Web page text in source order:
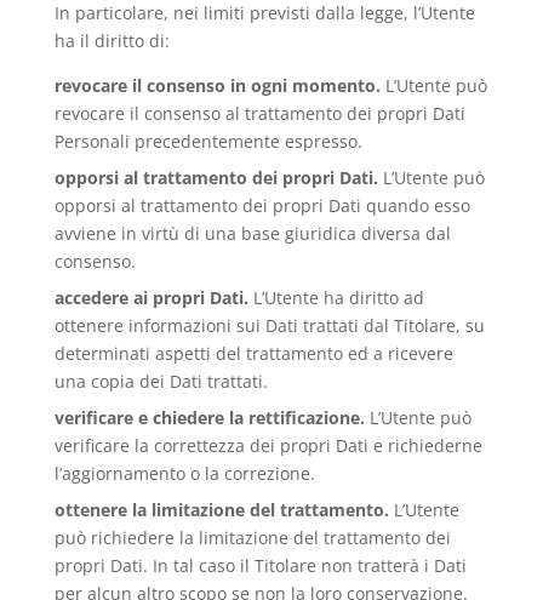
In particolare, nei limiti previsti dalla legge, l’Utente
ha il diritto di:
revocare il consenso in ogni momento. L’Utente può
revocare il consenso al trattamento dei propri Dati
Personali precedentemente espresso.
opporsi al trattamento dei propri Dati. L’Utente può
opporsi al trattamento dei propri Dati quando esso
avviene in virtù di una base giuridica diversa dal
consenso.
accedere ai propri Dati. L’Utente ha diritto ad
ottenere informazioni sui Dati trattati dal Titolare, su
determinati aspetti del trattamento ed a ricevere
una copia dei Dati trattati.
verificare e chiedere la rettificazione. L’Utente può
verificare la correttezza dei propri Dati e richiederne
l’aggiornamento o la correzione.
ottenere la limitazione del trattamento. L’Utente
può richiedere la limitazione del trattamento dei
propri Dati. In tal caso il Titolare non tratterà i Dati
per alcun altro scopo se non la loro conservazione.